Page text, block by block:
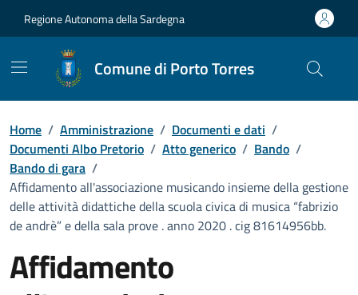
Regione Autonoma della Sardegna
Comune di Porto Torres
Home / Amministrazione / Documenti e dati /
Documenti Albo Pretorio / Atto generico / Bando /
Bando di gara /
Affidamento all'associazione musicando insieme della gestione
delle attività didattiche della scuola civica di musica “fabrizio
de andrè” e della sala prove . anno 2020 . cig 81614956bb.
Affidamento